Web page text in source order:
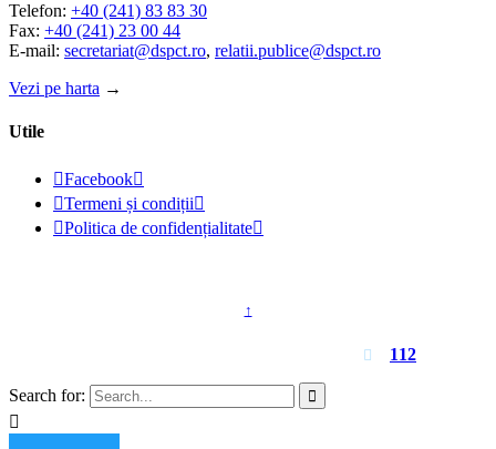
Telefon: +40 (241) 83 83 30
Fax: +40 (241) 23 00 44
E-mail: secretariat@dspct.ro, relatii.publice@dspct.ro
Vezi pe harta →
Utile
Facebook
Termeni și condiții
Politica de confidențialitate
↑
 112
Search for: 
